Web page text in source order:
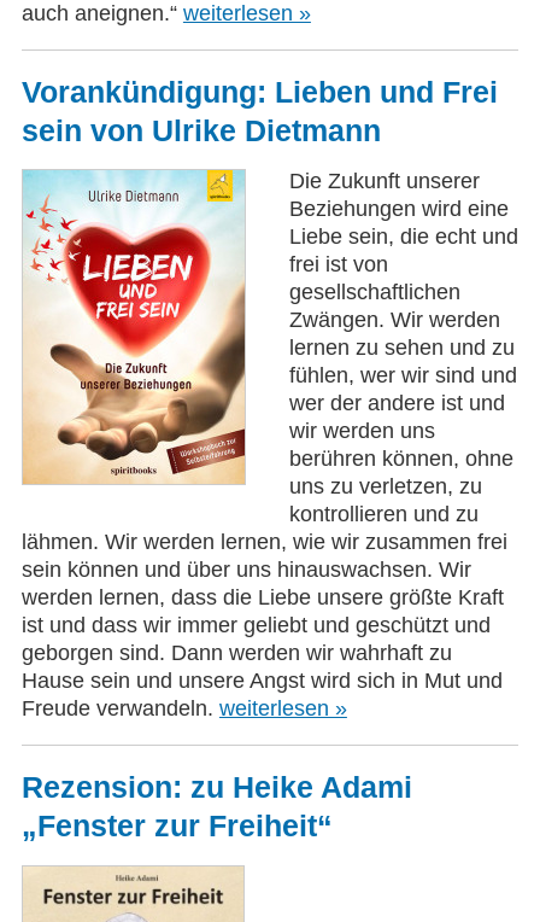
auch aneignen.“ weiterlesen »
Vorankündigung: Lieben und Frei
sein von Ulrike Dietmann
Die Zukunft unserer
Beziehungen wird eine
Liebe sein, die echt und
frei ist von
gesellschaftlichen
Zwängen. Wir werden
lernen zu sehen und zu
fühlen, wer wir sind und
wer der andere ist und
wir werden uns
berühren können, ohne
uns zu verletzen, zu
kontrollieren und zu
lähmen. Wir werden lernen, wie wir zusammen frei
sein können und über uns hinauswachsen. Wir
werden lernen, dass die Liebe unsere größte Kraft
ist und dass wir immer geliebt und geschützt und
geborgen sind. Dann werden wir wahrhaft zu
Hause sein und unsere Angst wird sich in Mut und
Freude verwandeln. weiterlesen »
Rezension: zu Heike Adami
„Fenster zur Freiheit“